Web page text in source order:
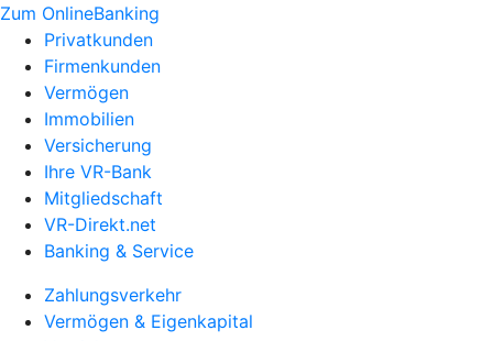
Zum OnlineBanking
Privatkunden
Firmenkunden
Vermögen
Immobilien
Versicherung
Ihre VR-Bank
Mitgliedschaft
VR-Direkt.net
Banking & Service
Zahlungsverkehr
Vermögen & Eigenkapital